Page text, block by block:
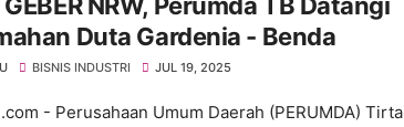
Duta Gardenia - Benda
BISNIS INDUSTRI JUL 19, 2025
- Perusahaan Umum Daerah (PERUMDA) Tirta